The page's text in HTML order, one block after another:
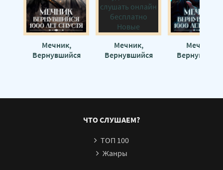
Мечник,
Вернувшийся
Мечник,
Вернувшийся
Мечник,
ЧТО СЛУШАЕМ?
ТОП 100
Жанры